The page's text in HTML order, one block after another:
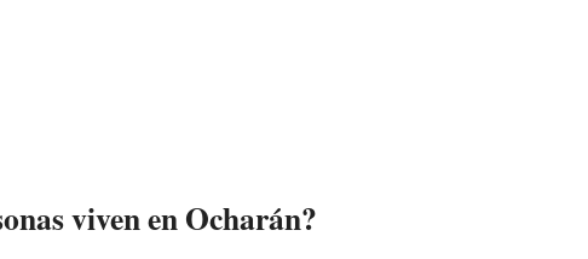
viven en Ocharán?